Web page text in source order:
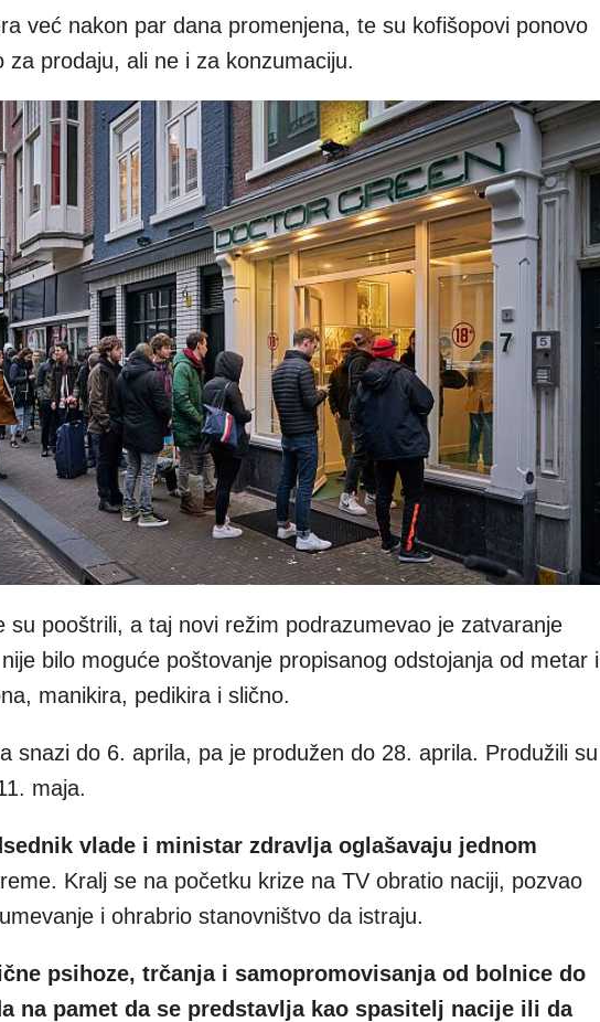
već nakon par dana promenjena, te su kofišopovi ponovo
prodaju, ali ne i za konzumaciju.
su pooštrili, a taj novi režim podrazumevao je zatvaranje
bilo moguće poštovanje propisanog odstojanja od metar i
manikira, pedikira i slično.
snazi do 6. aprila, pa je produžen do 28. aprila. Produžili su
maja.
vlade i ministar zdravlja oglašavaju jednom
Kralj se na početku krize na TV obratio naciji, pozvao
i ohrabrio stanovništvo da istraju.
psihoze, trčanja i samopromovisanja od bolnice do
na pamet da se predstavlja kao spasitelj nacije ili da